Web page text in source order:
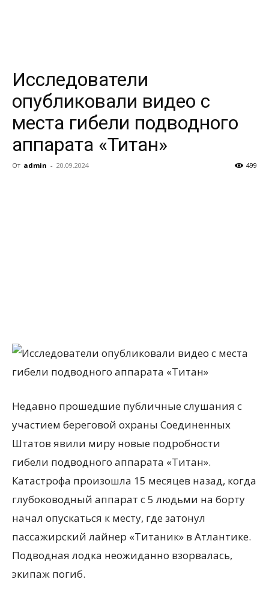
Исследователи
опубликовали видео с
места гибели подводного
аппарата «Титан»
От admin - 20.09.2024 499
Недавно прошедшие публичные слушания с
участием береговой охраны Соединенных
Штатов явили миру новые подробности
гибели подводного аппарата «Титан».
Катастрофа произошла 15 месяцев назад, когда
глубоководный аппарат с 5 людьми на борту
начал опускаться к месту, где затонул
пассажирский лайнер «Титаник» в Атлантике.
Подводная лодка неожиданно взорвалась,
экипаж погиб.